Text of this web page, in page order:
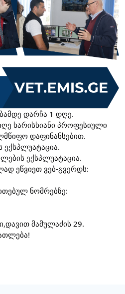
დარჩა 1 დღე.
ხარისხიანი პროფესიული
დაფინანსებით.
ექსპლუატაცია.
ექსპლუატაცია.
ეწვიეთ ვებ-გვერდს:
ნომრებზე:‪‪‪
მამულაძის 29.